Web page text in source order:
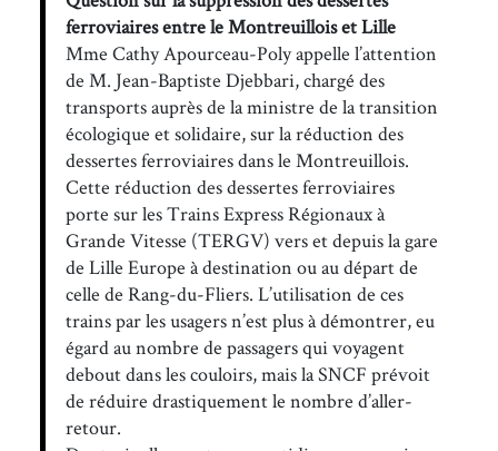
ferroviaires entre le Montreuillois et Lille
Mme Cathy Apourceau-Poly appelle l’attention
de M. Jean-Baptiste Djebbari, chargé des
transports auprès de la ministre de la transition
écologique et solidaire, sur la réduction des
dessertes ferroviaires dans le Montreuillois.
Cette réduction des dessertes ferroviaires
porte sur les Trains Express Régionaux à
Grande Vitesse (TERGV) vers et depuis la gare
de Lille Europe à destination ou au départ de
celle de Rang-du-Fliers. L’utilisation de ces
trains par les usagers n’est plus à démontrer, eu
égard au nombre de passagers qui voyagent
debout dans les couloirs, mais la SNCF prévoit
de réduire drastiquement le nombre d’aller-
retour.